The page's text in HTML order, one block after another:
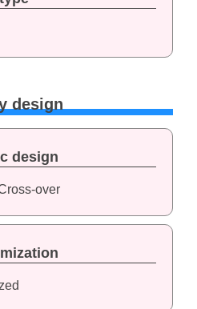
design
design
over